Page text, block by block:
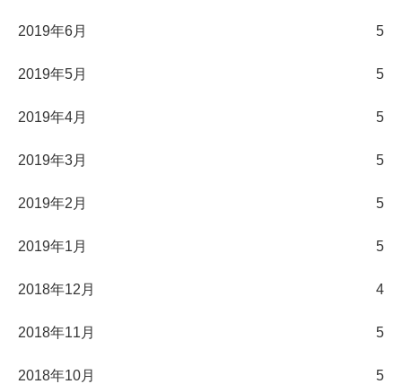
2019年6月 5
2019年5月 5
2019年4月 5
2019年3月 5
2019年2月 5
2019年1月 5
2018年12月 4
2018年11月 5
2018年10月 5